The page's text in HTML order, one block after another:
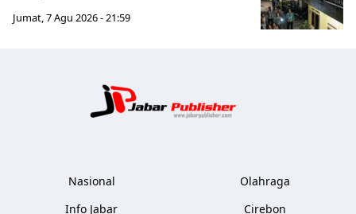
Jumat, 7 Agu 2026 - 21:59
Nasional
Info Jabar
Olahraga
Cirebon